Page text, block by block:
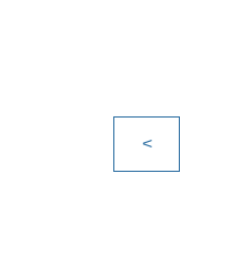
o
o
k
<